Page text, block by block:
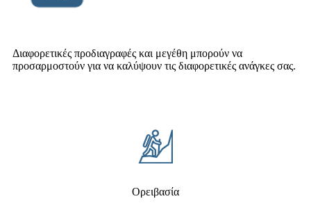
Διαφορετικές προδιαγραφές και μεγέθη μπορούν να
προσαρμοστούν για να καλύψουν τις διαφορετικές ανάγκες σας.
Ορειβασία